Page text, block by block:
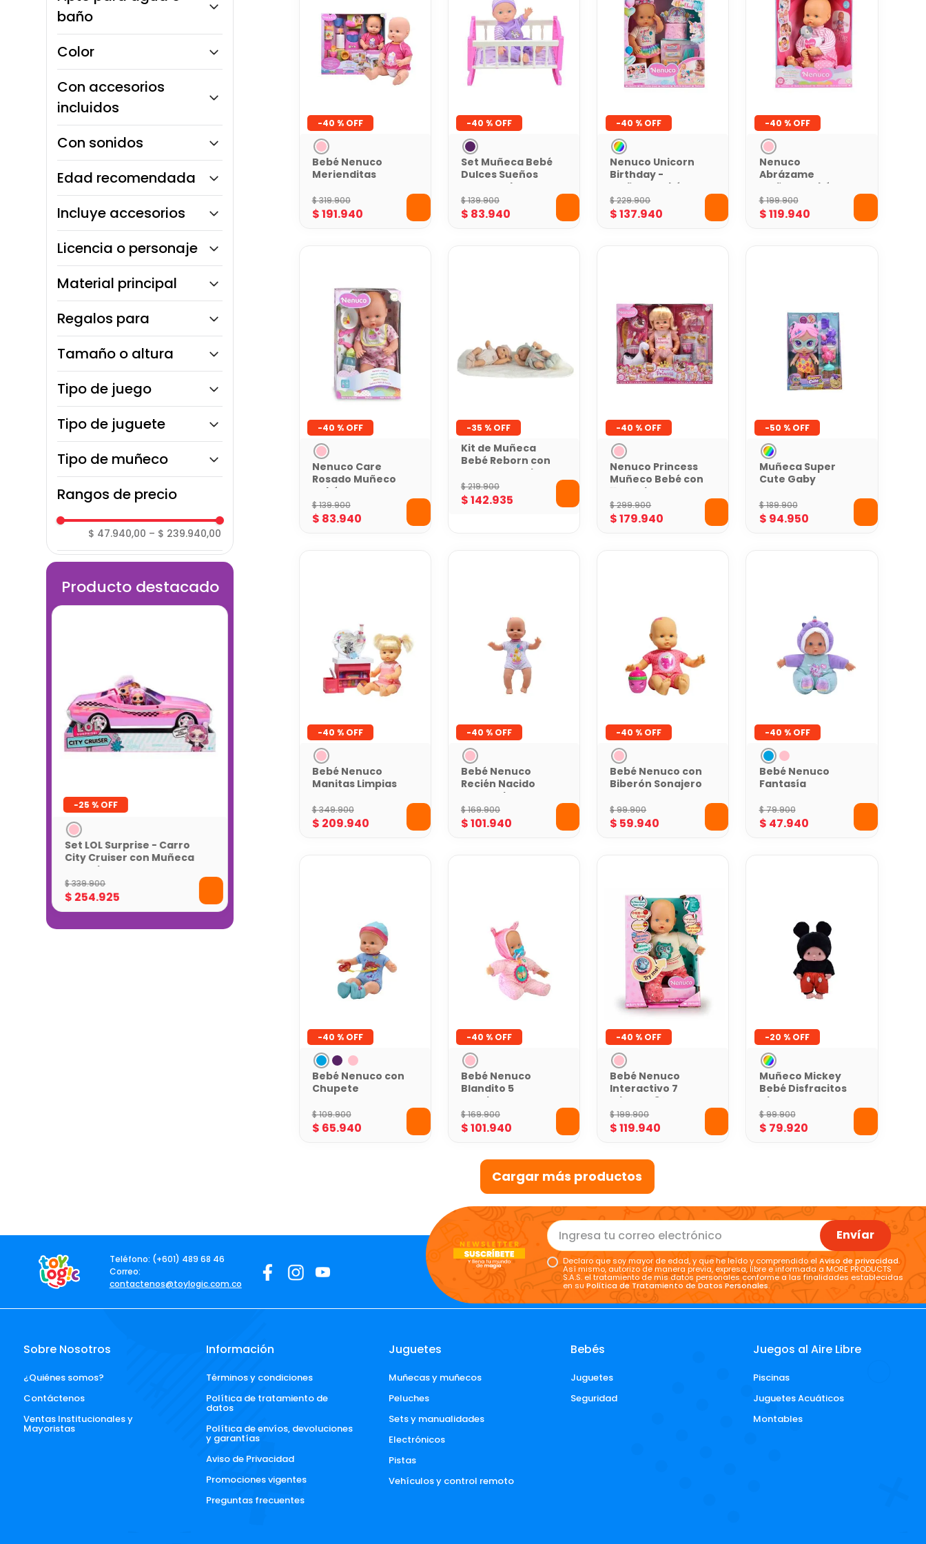
baño
Color
Con accesorios
incluidos
Con sonidos
No
Edad recomendada
3 a 5 años
Incluye accesorios
Sí
Licencia o personaje
Material principal
Plástico blando
Regalos para
Niños
Tamaño o altura
25 cm
29 cm
30 cm
Tipo de juego
Juego de rol
Juego de cuidado
Juego creativo
Juego de fantasía
Tipo de juguete
Bebé reborn
Tipo de muñeco
Rangos de precio
$ 47.940,00 – $ 239.940,00
Producto destacado
-25 %
Set LOL Surprise - Carro
City Cruiser con Muñeca
Exclusiva
$339.900
$254.925
-40 %
Bebé Nenuco
Merienditas
$319.900
$191.940
-40 %
Set Muñeca Bebé
Dulces Sueños
Sweet Baby
$139.900
$ 83.940
-40 %
Nenuco Unicorn
Birthday -
Muñeco Bebé con
Accesorios 35 cm
$229.900
$137.940
-40 %
Nenuco
Abrázame
Muñeco Bebé con
Peluche 42 cm
$199.900
$119.940
-40 %
Nenuco Care
Rosado Muñeco
Bebé con
Accesorios
Médicos y de
$139.900
$ 83.940
-35 %
Kit de Muñeca
Bebé Reborn con
Ropa y 2 Vestidos
Extra
$219.900
$142.935
-40 %
Nenuco Princess
Muñeco Bebé con
11 Funciones y
Accesorios 42 cm
$299.900
$179.940
-50 %
Muñeca Super
Cute Gaby
Playa
$189.900
$ 94.950
-40 %
Bebé Nenuco
Manitas Limpias
$349.900
$ 209.940
-40 %
Bebé Nenuco
Recién Nacido
con Sonidos
$169.900
$101.940
-40 %
Bebé Nenuco con
Biberón Sonajero
$99.900
$ 59.940
-40 %
Bebé Nenuco
Fantasía
$79.900
$ 47.940
-40 %
Bebé Nenuco con
Chupete
$109.900
$ 65.940
-40 %
Bebé Nenuco
Blandito 5
Funciones
$169.900
$101.940
-40 %
Bebé Nenuco
Interactivo 7
Idiomas 30 Cms
$199.900
$119.940
-20 %
Muñeco Mickey
Bebé Disfracitos
Disney
$99.900
$ 79.920
Teléfono: (+601) 489 68 46
Correo:
contactenos@toylogic.com.co
Envíar
Declaro que soy mayor de edad, y que he leído y comprendido elAviso de privacidad.
Así mismo, autorizo de manera previa, expresa, libre e informada a MORE PRODUCTS
S.A.S. el tratamiento de mis datos personales conforme a las finalidades establecidas
en suPolítica de Tratamiento de Datos Personales.
Sobre Nosotros
¿Quiénes somos?
Contáctenos
Ventas Institucionales y
Mayoristas
Información
Términos y condiciones
Política de tratamiento de
datos
Política de envíos, devoluciones
y garantías
Aviso de Privacidad
Promociones vigentes
Preguntas frecuentes
Juguetes
Muñecas y muñecos
Peluches
Sets y manualidades
Electrónicos
Pistas
Vehículos y control remoto
Bebés
Juguetes
Seguridad
Juegos al Aire Libre
Piscinas
Juguetes Acuáticos
Montables
10